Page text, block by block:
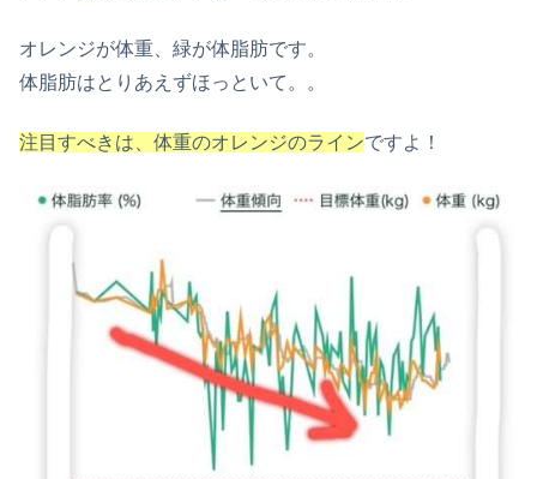
オレンジが体重、緑が体脂肪です。
体脂肪はとりあえずほっといて。。
注目すべきは、体重のオレンジのラインですよ！